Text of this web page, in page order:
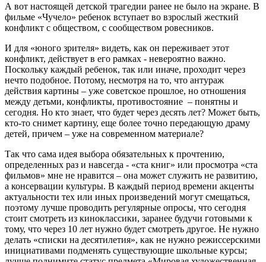
А вот настоящей детской трагедии ранее не было на экране. В
фильме «Чучело» ребенок вступает во взрослый жесткий
конфликт с обществом, с сообществом ровесников.
И для «юного зрителя» видеть, как он переживает этот
конфликт, действует в его рамках - невероятно важно.
Поскольку каждый ребенок, так или иначе, проходит через
нечто подобное. Потому, несмотря на то, что антураж
действия картины – уже советское прошлое, но отношения
между детьми, конфликты, противостояние – понятны и
сегодня. Но кто знает, что будет через десять лет? Может быть,
кто-то снимет картину, еще более точно передающую драму
детей, причем – уже на современном материале?
Так что сама идея выбора обязательных к прочтению,
определенных раз и навсегда - «ста книг» или просмотра «ста
фильмов» мне не нравится – она может служить не развитию,
а консервации культуры. В каждый период времени акценты
актуальности тех или иных произведений могут смещаться,
поэтому лучше проводить регулярные опросы, что сегодня
стоит смотреть из киноклассики, заранее будучи готовыми к
тому, что через 10 лет нужно будет смотреть другое. Не нужно
делать «списки на десятилетия», как не нужно режиссерскими
инициативами подменять существующие школьные курсы;